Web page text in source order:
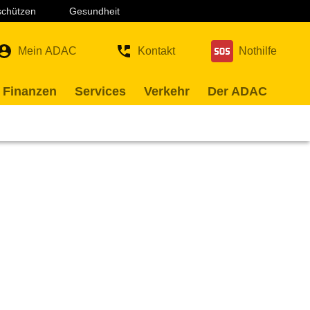
Gesundheit
Mein ADAC Kontakt Nothilfe
Services Verkehr Der ADAC